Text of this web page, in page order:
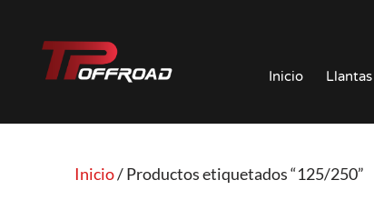
Saltar
Inicio Llantas
Inicio/ Productos etiquetados “125/250”